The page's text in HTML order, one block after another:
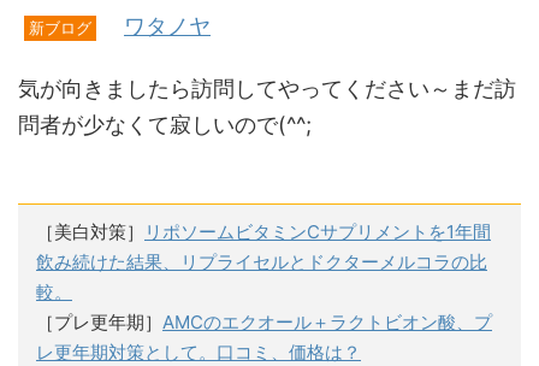
新ブログ ワタノヤ
気が向きましたら訪問してやってください～まだ訪
問者が少なくて寂しいので(^^;
［美白対策］
リポソームビタミンCサプリメントを1年間
飲み続けた結果、リプライセルとドクターメルコラの比
較。
［プレ更年期］ AMCのエクオール＋ラクトビオン酸、プ
レ更年期対策として。口コミ、価格は？